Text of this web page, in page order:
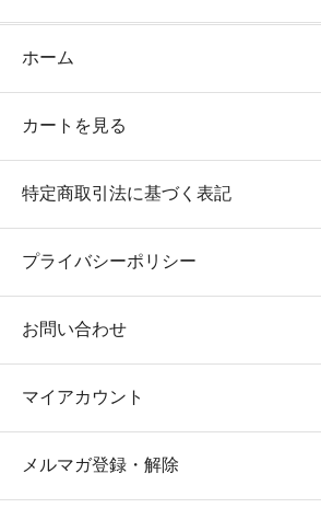
ホーム
カートを見る
特定商取引法に基づく表記
プライバシーポリシー
お問い合わせ
マイアカウント
メルマガ登録・解除